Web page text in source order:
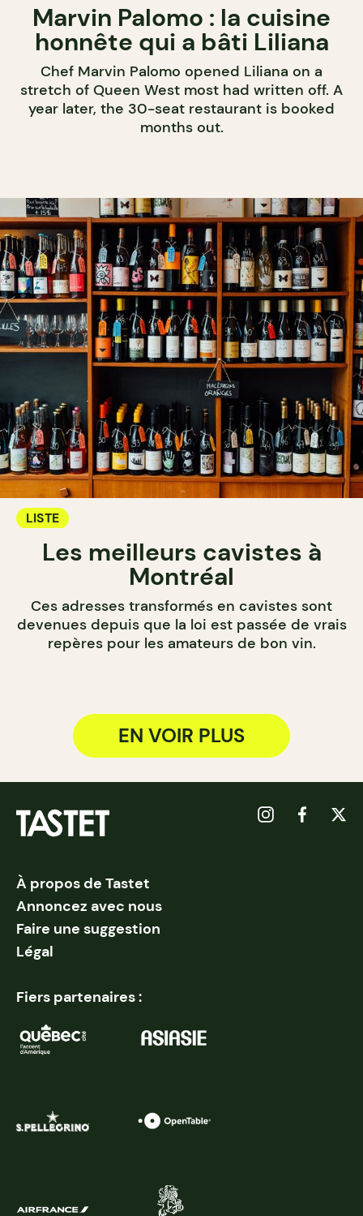
Marvin Palomo : la cuisine
honnête qui a bâti Liliana
Chef Marvin Palomo opened Liliana on a
stretch of Queen West most had written off. A
year later, the 30-seat restaurant is booked
months out.
LISTE
Les meilleurs cavistes à
Montréal
Ces adresses transformés en cavistes sont
devenues depuis que la loi est passée de vrais
repères pour les amateurs de bon vin.
EN VOIR PLUS
À propos de Tastet
Annoncez avec nous
Faire une suggestion
Légal
Fiers partenaires :